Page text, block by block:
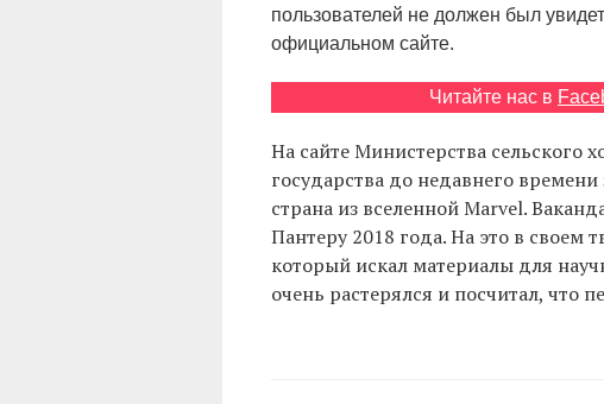
пользователей не должен был
официальном сайте.
Читайте нас в
На сайте Министерства сельского
государства до недавнего
страна из вселенной Marvel.
Пантеру 2018 года. На это в своем
который искал материалы для
очень растерялся и посчитал, что